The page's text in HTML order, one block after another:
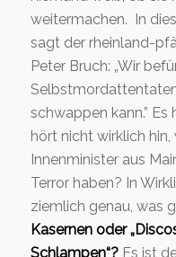
weitermachen. In
sagt der rheinland-
Peter Bruch: „Wir
schwappen kann.”
hört nicht wirklich
Innenminister aus
Terror haben? In
ziemlich genau, was
Kasernen oder
Schlampen“?Es ist